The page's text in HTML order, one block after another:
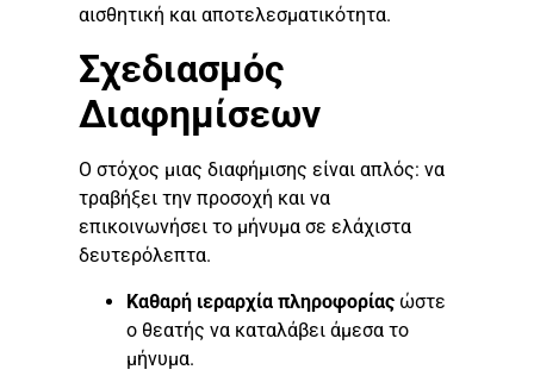
αισθητική και αποτελεσματικότητα.
Σχεδιασμός
Διαφημίσεων
Ο στόχος μιας διαφήμισης είναι απλός: να
τραβήξει την προσοχή και να
επικοινωνήσει το μήνυμα σε ελάχιστα
δευτερόλεπτα.
Καθαρή ιεραρχία πληροφορίας ώστε
ο θεατής να καταλάβει άμεσα το
μήνυμα.